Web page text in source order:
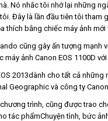
Nó nhắc tôi nhớ lại những
Đây là lần đầu tiên tôi tham
bằng chiếc máy ảnh mới
cũng gây ấn tượng mạnh
ảnh Canon EOS 1100D
2013dành cho tất cả
Geographic và công ty
trình, cũng được trao
tác phẩmChuyện tình, bức